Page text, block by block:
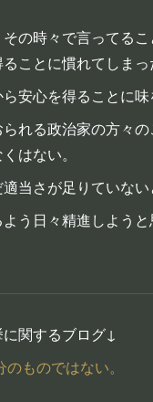
の時々で言ってる
ことに慣れてしまっ
安心を得ることに味
れる政治家の方々
はない。
当さが足りていない
う日々精進しようと
関するブログ↓
ものではない。